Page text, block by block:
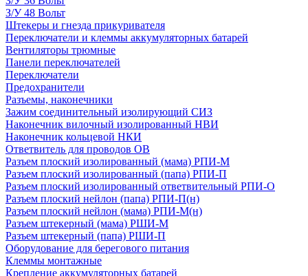
З/У 48 Вольт
Штекеры и гнезда прикуривателя
Переключатели и клеммы аккумуляторных батарей
Вентиляторы трюмные
Панели переключателей
Переключатели
Предохранители
Разъемы, наконечники
Зажим соединительный изолирующий СИЗ
Наконечник вилочный изолированный НВИ
Наконечник кольцевой НКИ
Ответвитель для проводов ОВ
Разъем плоский изолированный (мама) РПИ-М
Разъем плоский изолированный (папа) РПИ-П
Разъем плоский изолированный ответвительный РПИ-О
Разъем плоский нейлон (папа) РПИ-П(н)
Разъем плоский нейлон (мама) РПИ-М(н)
Разъем штекерный (мама) РШИ-М
Разъем штекерный (папа) РШИ-П
Оборудование для берегового питания
Клеммы монтажные
Крепление аккумуляторных батарей